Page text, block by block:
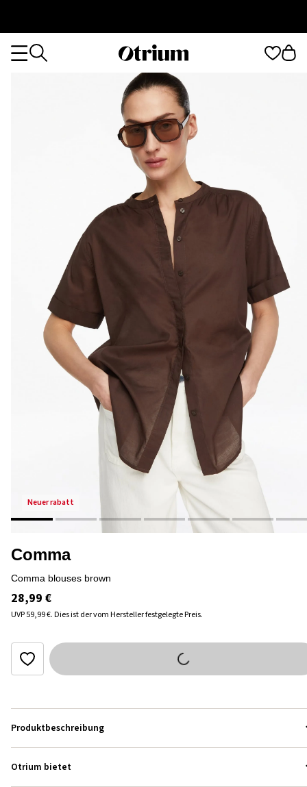
Otrium
page
neuer rabatt
Comma
comma blouses brown
28,99 €
UVP59,99 €.Dies ist der vom Hersteller festgelegte Preis.
Produktbeschreibung
Otrium bietet